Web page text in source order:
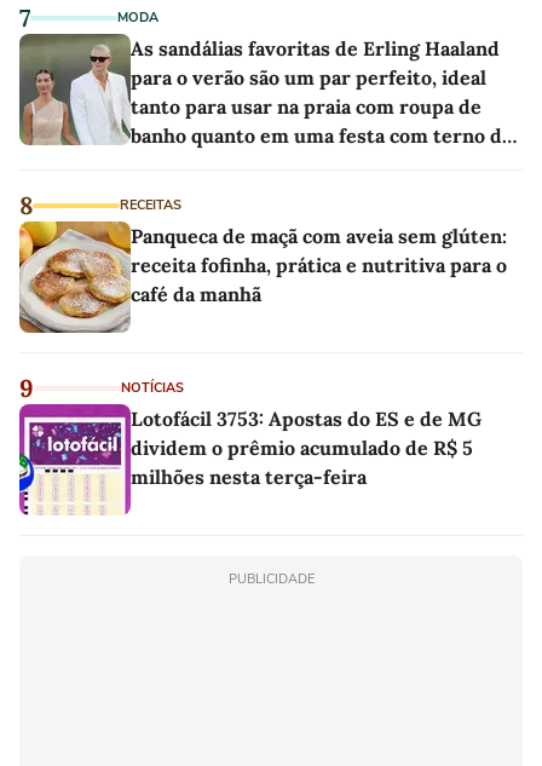
7 MODA
As sandálias favoritas de Erling Haaland
para o verão são um par perfeito, ideal
tanto para usar na praia com roupa de
banho quanto em uma festa com terno de
8 RECEITAS
Panqueca de maçã com aveia sem glúten:
receita fofinha, prática e nutritiva para o
café da manhã
9 NOTÍCIAS
Lotofácil 3753: Apostas do ES e de MG
dividem o prêmio acumulado de R$ 5
milhões nesta terça-feira
PUBLICIDADE